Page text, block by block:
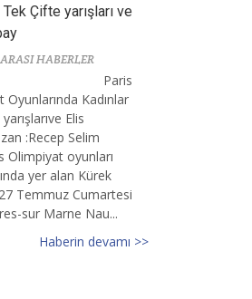
Tek Çifte yarışları ve
HABERLER
Paris
Oyunlarında Kadınlar
Elis
:Recep Selim
Olimpiyat oyunları
yer alan Kürek
27 Temmuz Cumartesi
sur Marne Nau...
Haberin devamı >>